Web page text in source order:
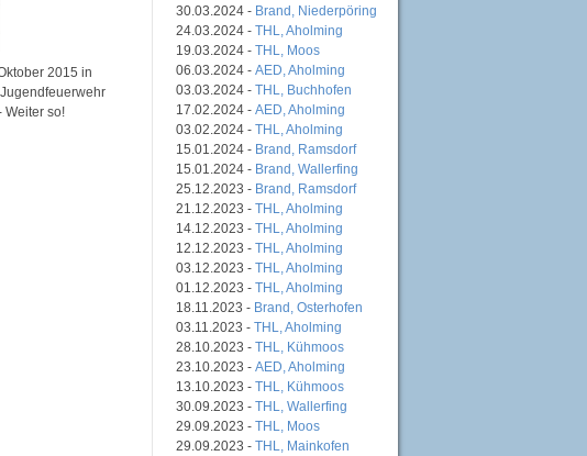
2015 in
Weiter so!
30.03.2024 - Brand, Niederpöring
24.03.2024 - THL, Aholming
19.03.2024 - THL, Moos
06.03.2024 - AED, Aholming
03.03.2024 - THL, Buchhofen
17.02.2024 - AED, Aholming
03.02.2024 - THL, Aholming
15.01.2024 - Brand, Ramsdorf
15.01.2024 - Brand, Wallerfing
25.12.2023 - Brand, Ramsdorf
21.12.2023 - THL, Aholming
14.12.2023 - THL, Aholming
12.12.2023 - THL, Aholming
03.12.2023 - THL, Aholming
01.12.2023 - THL, Aholming
18.11.2023 - Brand, Osterhofen
03.11.2023 - THL, Aholming
28.10.2023 - THL, Kühmoos
23.10.2023 - AED, Aholming
13.10.2023 - THL, Kühmoos
30.09.2023 - THL, Wallerfing
29.09.2023 - THL, Moos
29.09.2023 - THL, Mainkofen